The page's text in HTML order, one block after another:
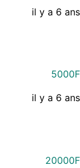
il y a 6 ans
5000F
il y a 6 ans
20000F